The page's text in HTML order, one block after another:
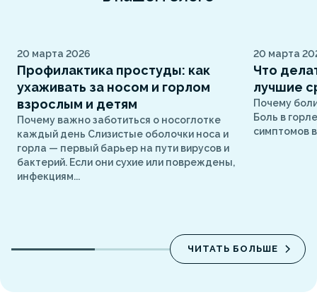
20 марта 2026
Профилактика простуды: как
ухаживать за носом и горлом
взрослым и детям
Почему важно заботиться о носоглотке
каждый день Слизистые оболочки носа и
горла — первый барьер на пути вирусов и
бактерий. Если они сухие или повреждены,
инфекциям...
20 марта
Что
лучшие
Почему
Боль в
симптомов
ЧИТАТЬ БОЛЬШЕ